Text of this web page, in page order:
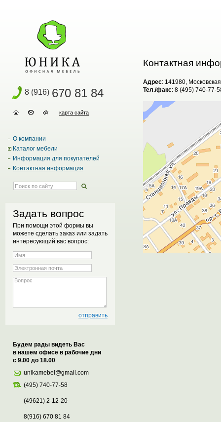
8 (916) 670 81 84
карта сайта
О компании
Каталог мебели
Информация для покупателей
Контактная информация
Задать вопрос
При помощи этой формы вы
можете сделать заказ или задать
интересующий вас вопрос:
Будем рады видеть Вас
в нашем офисе в рабочие дни
с 9.00 до 18.00
unikamebel@gmail.com
(495) 740-77-58
(49621) 2-12-20
8(916) 670 81 84
Контактная
Адрес: 141980,
Тел./факс: 8 (495) 740-77-